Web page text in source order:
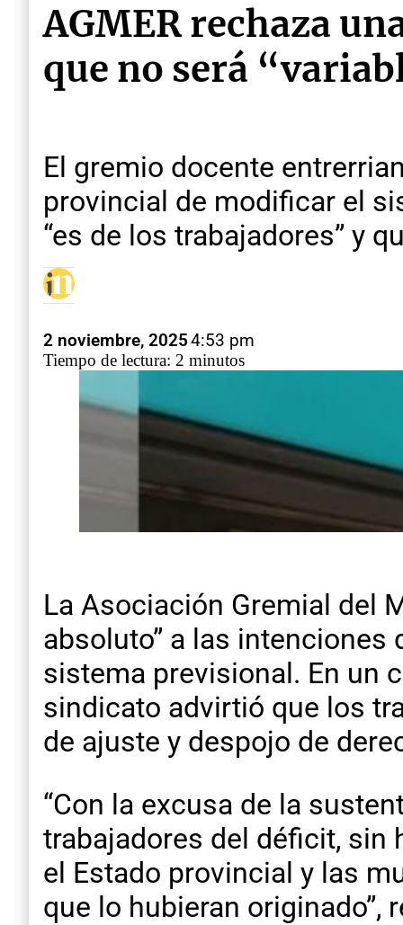
AGMER rechaza
que no será
El gremio docente
provincial de modificar el
“es de los trabajadores” y
2 noviembre, 20254:53 pm
Tiempo de lectura: 2 minutos
La Asociación Gremial del
absoluto” a las
sistema previsional. En un
sindicato advirtió que los
de ajuste y despojo de
“Con la excusa de la
trabajadores del déficit, sin
el Estado provincial y las
que lo hubieran originado”,